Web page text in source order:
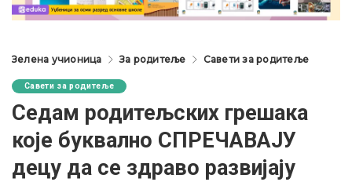
Зелена учионица За родитеље Савети за родитеље
Савети за родитеље
Седам родитељских грешака
које буквално СПРЕЧАВАЈУ
децу да се здраво развијају